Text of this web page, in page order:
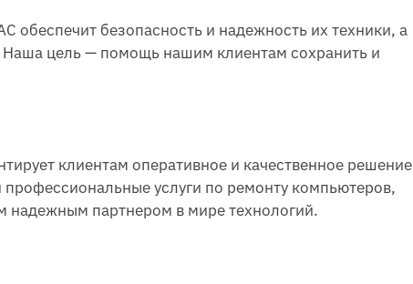
обеспечит безопасность и надежность их техники, а
Наша цель — помощь нашим клиентам сохранить и
клиентам оперативное и качественное решение
услуги по ремонту компьютеров,
надежным партнером в мире технологий.